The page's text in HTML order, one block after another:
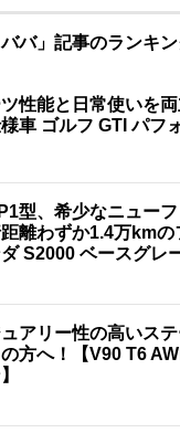
バ」記事のランキ
性能と日常使いを
車 ゴルフ GTI パフ
型、希少なニュー
距離わずか1.4万km
ダ S2000 ベースグレ
アリー性の高いス
方へ！【V90 T6